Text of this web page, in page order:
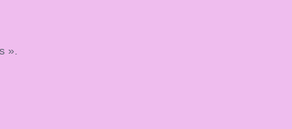
».